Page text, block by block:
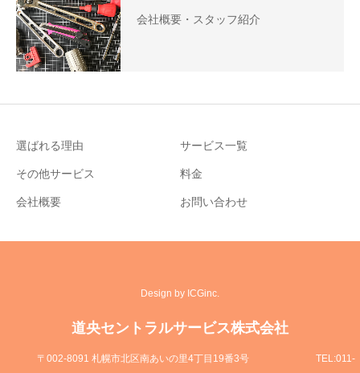
会社概要・スタッフ紹介
選ばれる理由 サービス一覧
その他サービス 料金
会社概要 お問い合わせ
Design by ICGinc.
道央セントラルサービス株式会社
〒002-8091 札幌市北区南あいの里4丁目19番3号 TEL:011-